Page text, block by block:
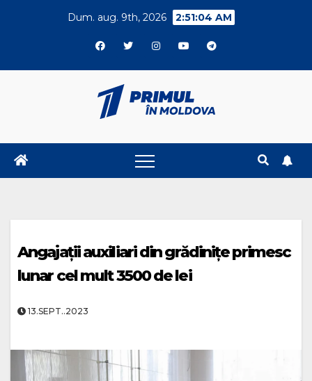
Dum. aug. 9th, 2026 2:51:05 AM
Angajații auxiliari din grădinițe primesc
lunar cel mult 3500 de lei
13.SEPT..2023